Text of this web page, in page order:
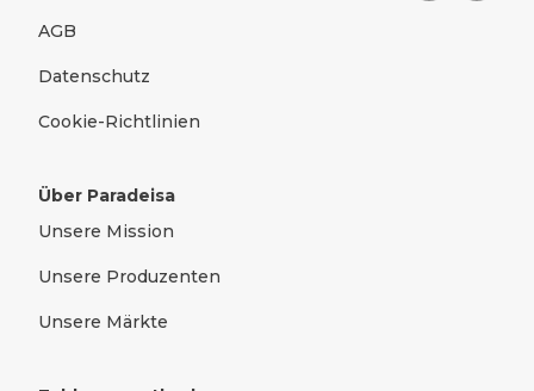
AGB
Datenschutz
Cookie-Richtlinien
Über Paradeisa
Unsere Mission
Unsere Produzenten
Unsere Märkte